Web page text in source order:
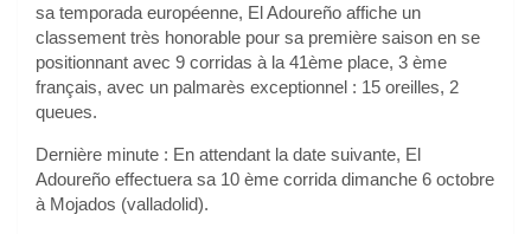
sa temporada européenne, El Adoureño affiche un
classement très honorable pour sa première saison en se
positionnant avec 9 corridas à la 41ème place, 3 ème
français, avec un palmarès exceptionnel : 15 oreilles, 2
queues.
Dernière minute : En attendant la date suivante, El
Adoureño effectuera sa 10 ème corrida dimanche 6 octobre
à Mojados (valladolid).